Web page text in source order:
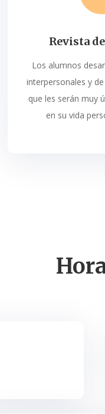
Revista
Los alumnos
interpersonales y
que les serán muy
en su vida